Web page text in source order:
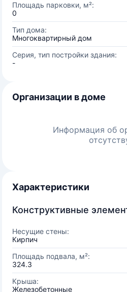
Площадь парковки, м²:
0
Тип дома:
Многоквартирный дом
Серия, тип постройки здания:
-
Организации в доме
Информация об
Характеристики
Конструктивные
Несущие стены:
Кирпич
Площадь подвала, м²:
324.3
Крыша:
Железобетонные